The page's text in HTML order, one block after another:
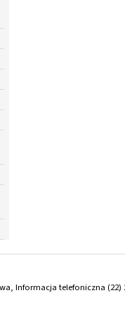
Informacja telefoniczna (22)